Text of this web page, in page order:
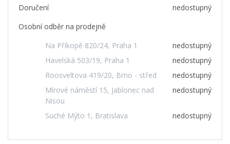
Doručení
nedostupný
Osobní odběr na prodejně
Na Příkopě 820/24, Praha 1
nedostupný
Havelská 503/19, Praha 1
nedostupný
Roosveltova 419/20, Brno - střed
nedostupný
Mírové náměstí 15, Jablonec nad
Nisou
nedostupný
Suché Mýto 1, Bratislava nedostupný